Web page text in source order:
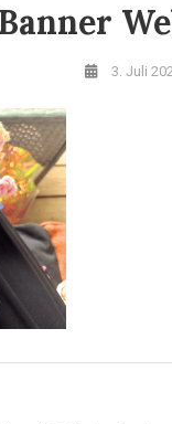
Banner
3. Juli